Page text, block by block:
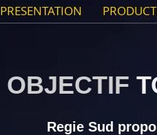
PRESENTATION
OBJECTIF
Regie Sud